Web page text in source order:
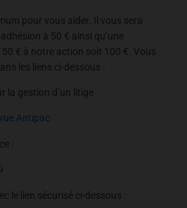
pour vous aider. Il vous sera
à 50 € ainsi qu’une
€ à notre action soit 100 €. Vous
les liens ci-dessous :
la gestion d’un litige
Antipac
:
le lien sécurisé ci-dessous :